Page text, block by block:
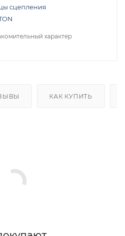
сцепления
характер
КАК КУПИТЬ